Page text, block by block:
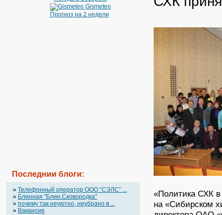
Gismeteo
Прогноз на 2 недели
Последнии блоги:
» Телефонный оператор OOO “СЭЛС” ...
» Блинная "Блин.Сковородка"
» почему так неуютно, неубрано в ...
» Вакансия
«Политика СХК
на «Сибирском